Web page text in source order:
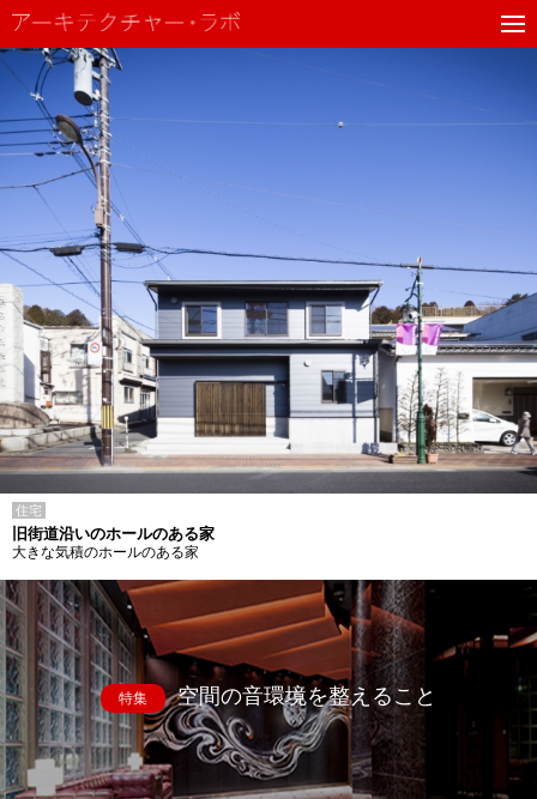
住宅
旧街道沿いのホールのある家
大きな気積のホールのある家
特集 空間の音環境を整えること